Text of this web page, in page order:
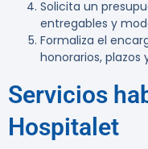
Solicita un
entregables y
Formaliza el
honorarios, plazos
Servicios
Hospitalet